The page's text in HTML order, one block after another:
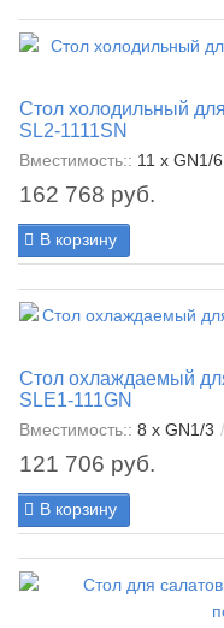
Стол холодильный
SL2-1111SN
Вместимость:: 11 x GN1/6
162 768 руб.
В корзину
Стол охлаждаемый
SLE1-111GN
Вместимость:: 8 x GN1/3
121 706 руб.
В корзину